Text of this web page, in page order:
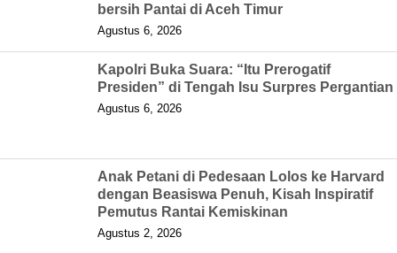
bersih Pantai di Aceh Timur
Agustus 6, 2026
Kapolri Buka Suara: “Itu Prerogatif
Presiden” di Tengah Isu Surpres Pergantian
Agustus 6, 2026
Anak Petani di Pedesaan Lolos ke Harvard
dengan Beasiswa Penuh, Kisah Inspiratif
Pemutus Rantai Kemiskinan
Agustus 2, 2026